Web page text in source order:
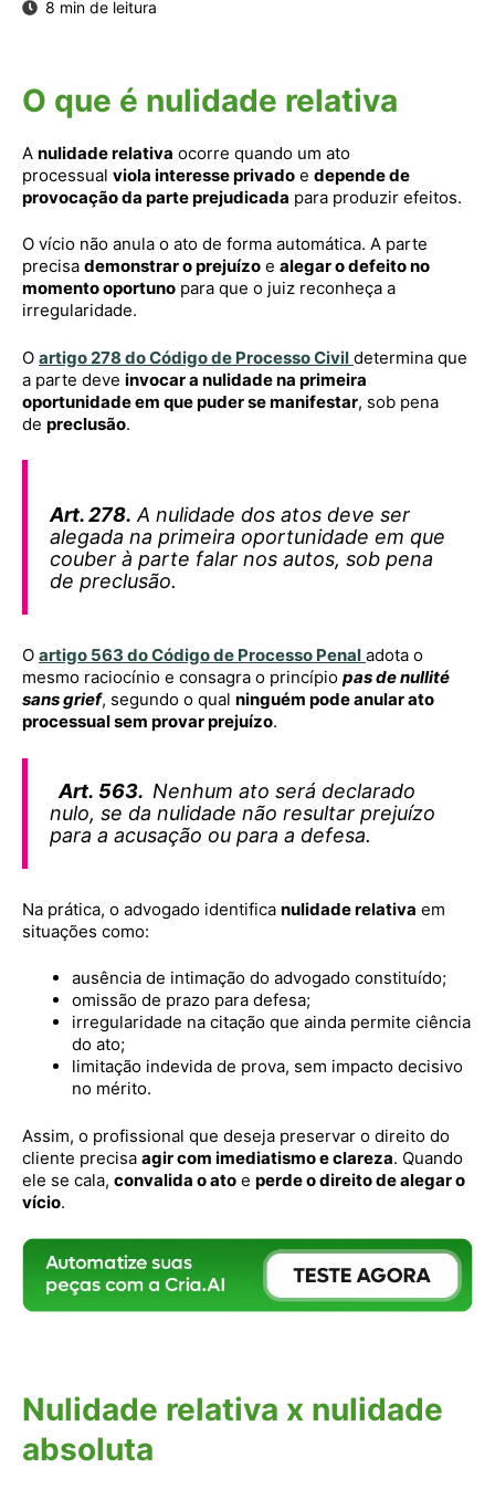
O que é nulidade relativa
A nulidade relativa ocorre quando um ato
processual viola interesse privado e depende de
provocação da parte prejudicada para produzir efeitos.
O vício não anula o ato de forma automática. A parte
precisa demonstrar o prejuízo e alegar o defeito no
momento oportuno para que o juiz reconheça a
irregularidade.
O artigo 278 do Código de Processo Civil determina que
a parte deve invocar a nulidade na primeira
oportunidade em que puder se manifestar, sob pena
de preclusão.
Art. 278. A nulidade dos atos deve ser
alegada na primeira oportunidade em que
couber à parte falar nos autos, sob pena
de preclusão.
O artigo 563 do Código de Processo Penal adota o
mesmo raciocínio e consagra o princípio pas de nullité
sans grief, segundo o qual ninguém pode anular ato
processual sem provar prejuízo.
Art. 563. Nenhum ato será declarado
nulo, se da nulidade não resultar prejuízo
para a acusação ou para a defesa.
Na prática, o advogado identifica nulidade relativa em
situações como:
ausência de intimação do advogado constituído;
omissão de prazo para defesa;
irregularidade na citação que ainda permite ciência
do ato;
limitação indevida de prova, sem impacto decisivo
no mérito.
Assim, o profissional que deseja preservar o direito do
cliente precisa agir com imediatismo e clareza. Quando
ele se cala, convalida o ato e perde o direito de alegar o
vício.
Nulidade relativa x nulidade
absoluta